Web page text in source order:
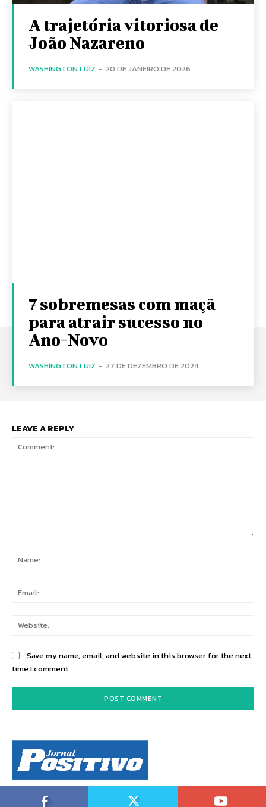
A trajetória vitoriosa de
João Nazareno
WASHINGTON LUIZ - 20 DE JANEIRO DE 2026
7 sobremesas com maçã
para atrair sucesso no
Ano-Novo
WASHINGTON LUIZ - 27 DE DEZEMBRO DE 2024
LEAVE A REPLY
Save my name, email, and website in this browser for the next
time I comment.